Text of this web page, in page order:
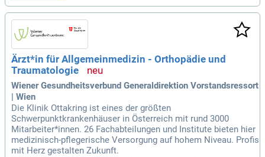
Ärzt*in für Allgemeinmedizin - Orthopädie und
Traumatologie
Wiener Gesundheitsverbund Generaldirektion Vorstandsressort
| Wien
Die Klinik Ottakring ist eines der größten
Schwerpunktkrankenhäuser in Österreich mit rund 3000
Mitarbeiter*innen. 26 Fachabteilungen und Institute bieten hier
medizinisch-pflegerische Versorgung auf hohem Niveau. Profis
mit Herz gestalten Zukunft.